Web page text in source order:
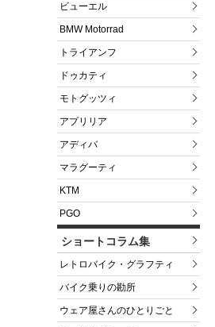
ビューエル
BMW Motorrad
トライアンフ
ドゥカティ
モトグッツィ
アプリリア
アディバ
マラグーティ
KTM
PGO
ショートコラム集
レトロバイク・グラフティ
バイク乗りの勘所
ウェア屋さんのひとりごと